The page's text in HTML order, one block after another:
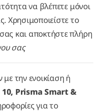
να βλέπετε μόνοι
Χρησιμοποιείστε το
σας και αποκτήστε πλήρη
σας
την ενοικίαση ή
Prisma Smart &
για το